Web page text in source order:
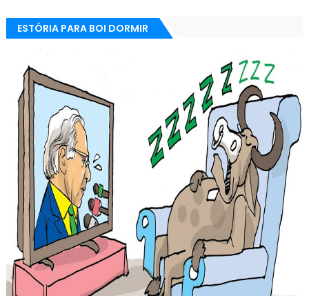
ESTÓRIA PARA BOI DORMIR